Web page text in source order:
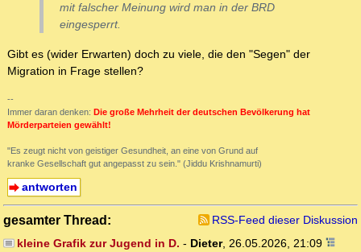
mit falscher Meinung wird man in der BRD
eingesperrt.
Gibt es (wider Erwarten) doch zu viele, die den "Segen" der
Migration in Frage stellen?
--
Immer daran denken: Die große Mehrheit der deutschen Bevölkerung hat
Mörderparteien gewählt!
"Es zeugt nicht von geistiger Gesundheit, an eine von Grund auf
kranke Gesellschaft gut angepasst zu sein." (Jiddu Krishnamurti)
antworten
gesamter Thread:
RSS-Feed dieser Diskussion
kleine Grafik zur Jugend in D. - Dieter, 26.05.2026, 21:09